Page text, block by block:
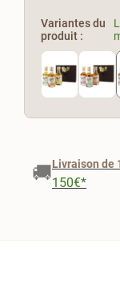
Variantes du
produit :
🚚Livraison de
150€*